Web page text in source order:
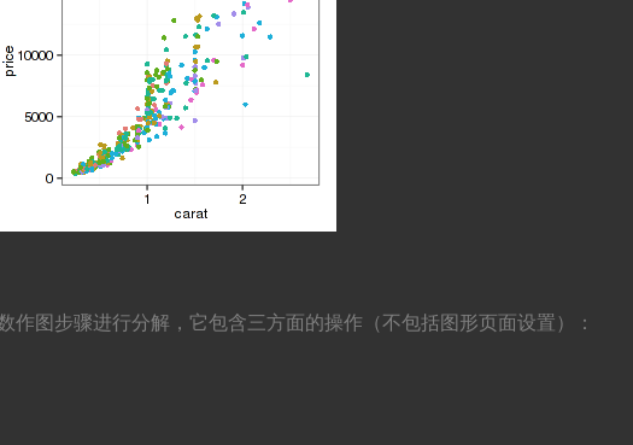
图步骤进行分解，它包含三方面的操作（不包括图形页面设置）：